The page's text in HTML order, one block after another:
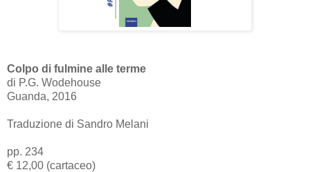
Colpo di fulmine alle terme
di P.G. Wodehouse
Guanda, 2016
Traduzione di Sandro Melani
pp. 234
€ 12,00 (cartaceo)